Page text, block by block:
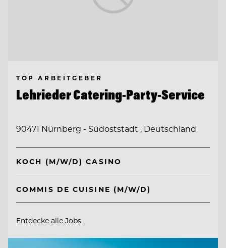
TOP ARBEITGEBER
Lehrieder Catering-Party-Service
90471 Nürnberg - Südoststadt , Deutschland
KOCH (M/W/D) CASINO
COMMIS DE CUISINE (M/W/D)
Entdecke alle Jobs